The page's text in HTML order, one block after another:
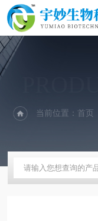
当前位置：首页